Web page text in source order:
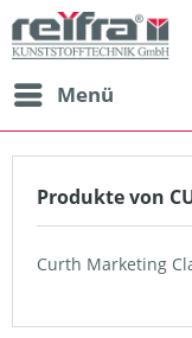
Menü
Produkte von
Curth Marketing